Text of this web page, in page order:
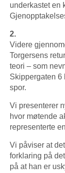
underkastet en
2.
Videre
Torgersens
teori – som
Skippergaten 6
spor.
Vi presenterer
hvor møtende
representerte
Vi påviser at
forklaring på
på at han er